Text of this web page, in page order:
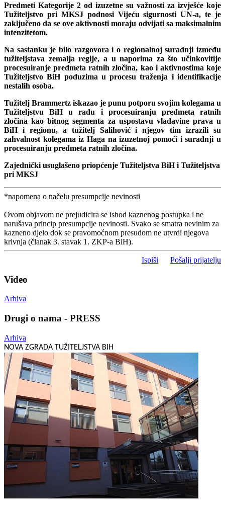
Predmeti Kategorije 2 od izuzetne su važnosti za izvješće koje
Tužiteljstvo pri MKSJ podnosi Vijeću sigurnosti UN-a, te je
zaključeno da se ove aktivnosti moraju odvijati sa maksimalnim
intenzitetom.
Na sastanku je bilo razgovora i o regionalnoj suradnji između
tužiteljstava zemalja regije, a u naporima za što učinkovitije
procesuiranje predmeta ratnih zločina, kao i aktivnostima koje
Tužiteljstvo BiH poduzima u procesu traženja i identifikacije
nestalih osoba.
Tužitelj Brammertz iskazao je punu potporu svojim kolegama u
Tužiteljstvu BiH u radu i procesuiranju predmeta ratnih
zločina kao bitnog segmenta za uspostavu vladavine prava u
BiH i regionu, a tužitelj Salihović i njegov tim izrazili su
zahvalnost kolegama iz Haga na izuzetnoj pomoći i suradnji u
procesuiranju predmeta ratnih zločina.
Zajednički usuglašeno priopćenje Tužiteljstva BiH i Tužiteljstva
pri MKSJ
*napomena o načelu presumpcije nevinosti
Ovom objavom ne prejudicira se ishod kaznenog postupka i ne
narušava princip presumpcije nevinosti. Svako se smatra nevinim za
kazneno djelo dok se pravomoćnom presudom ne utvrdi njegova
krivnja (članak 3. stavak 1. ZKP-a BiH).
Ispiši Pošalji prijatelju
Video
Arhiva
Drugi o nama - PRESS
Arhiva
NOVA ZGRADA TUŽITELJSTVA BIH